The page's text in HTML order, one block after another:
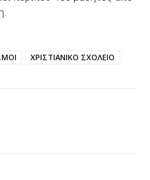
ΧΡΙΣΤΙΑΝΙΚΟ ΣΧΟΛΕΙΟ